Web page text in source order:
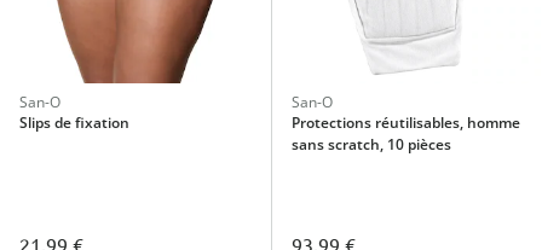
San-O
Slips de fixation
21,99 €
San-O
Protections réutilisables, homme
sans scratch, 10 pièces
93,99 €